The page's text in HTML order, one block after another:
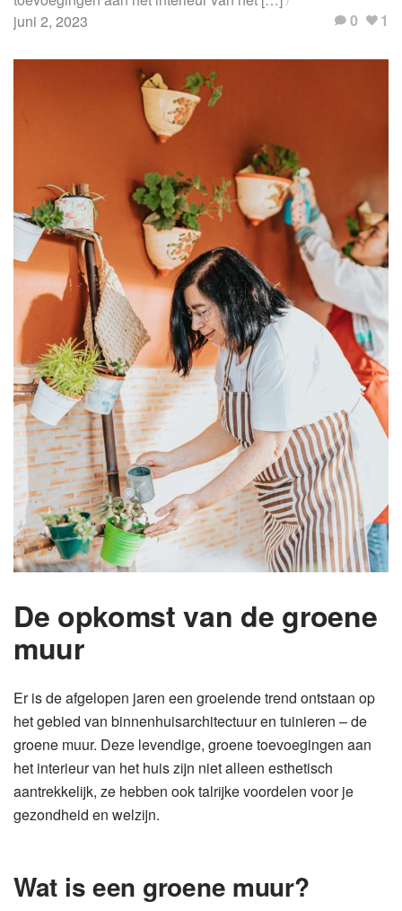
f
r
juni 2, 2023
0 1
De opkomst van de groene
muur
Er is de afgelopen jaren een groeiende trend ontstaan op
het gebied van binnenhuisarchitectuur en tuinieren – de
groene muur. Deze levendige, groene toevoegingen aan
het interieur van het huis zijn niet alleen esthetisch
aantrekkelijk, ze hebben ook talrijke voordelen voor je
gezondheid en welzijn.
Wat is een groene muur?